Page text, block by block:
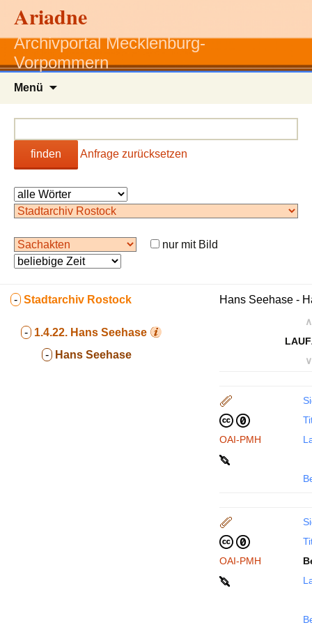
Ariadne
Archivportal Mecklenburg-
Vorpommern
Menü
finden Anfrage zurücksetzen
nur mit Bild
- Stadtarchiv Rostock
- 1.4.22. Hans Seehase
- Hans Seehase
Hans Seehase -
∧
∨
OAI-PMH
OAI-PMH